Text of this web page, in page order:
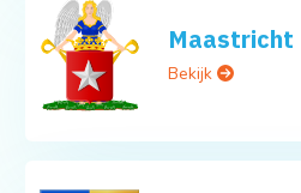
Maastricht
Bekijk